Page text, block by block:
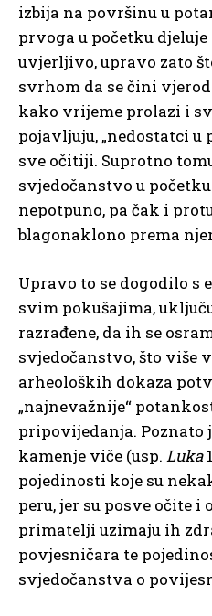
izbija na površinu u
prvoga u početku
uvjerljivo, upravo zato
svrhom da se čini
kako vrijeme prolazi i
pojavljuju, „nedostatci
sve očitiji. Suprotno
svjedočanstvo u
nepotpuno, pa čak i
blagonaklono prema
Upravo to se dogodilo s
svim pokušajima,
razrađene, da ih se
svjedočanstvo, što više
arheoloških dokaza
„najnevažnije“
pripovijedanja. Poznato
kamenje viče (usp. Luka
pojedinosti koje su
peru, jer su posve očite
primatelji uzimaju ih
povjesničara te
svjedočanstva o